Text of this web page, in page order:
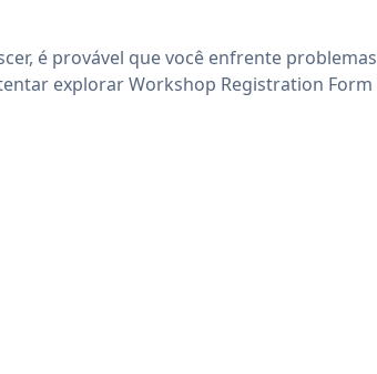
é provável que você enfrente problemas
explorar Workshop Registration Form